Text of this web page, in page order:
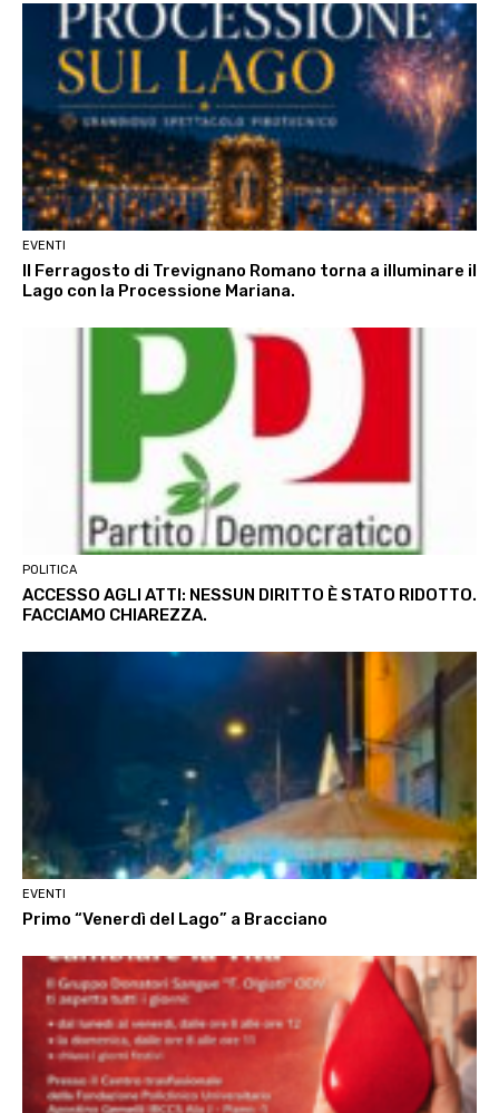
EVENTI
Il Ferragosto di Trevignano Romano torna a illuminare il
Lago con la Processione Mariana.
POLITICA
ACCESSO AGLI ATTI: NESSUN DIRITTO È STATO RIDOTTO.
FACCIAMO CHIAREZZA.
EVENTI
Primo “Venerdì del Lago” a Bracciano